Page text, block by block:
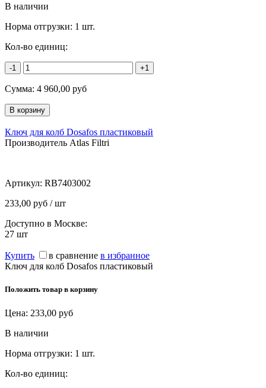
В наличии
Норма отгрузки: 1 шт.
Кол-во единиц:
-1 +1
Сумма: 4 960,00 руб
Ключ для колб Dosafos пластиковый
Производитель Atlas Filtri
Артикул: RB7403002
233,00 руб / шт
Доступно в Москве:
27 шт
Купить в сравнение в избранное
Ключ для колб Dosafos пластиковый
Положить товар в корзину
Цена: 233,00 руб
В наличии
Норма отгрузки: 1 шт.
Кол-во единиц: